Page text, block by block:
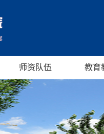
师资队伍 教育